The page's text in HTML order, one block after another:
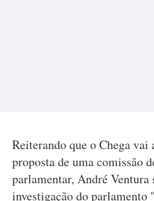
Reiterando que o Chega vai
proposta de uma comissão
parlamentar, André Ventura
investigação do parlamento